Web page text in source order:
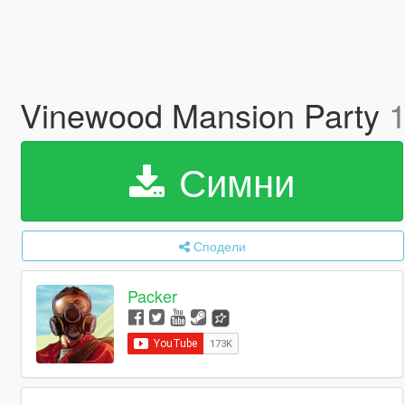
Vinewood Mansion Party
Симни
Сподели
Packer